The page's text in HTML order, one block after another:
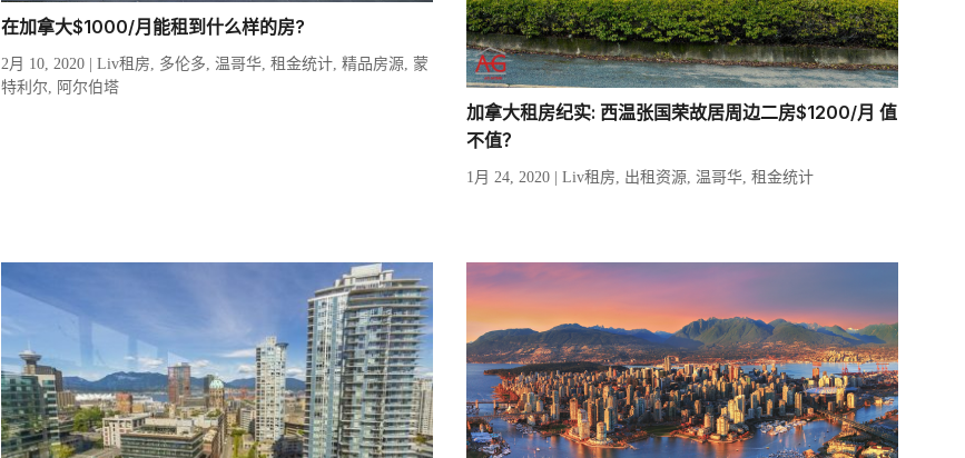
在加拿大$1000/月能租到什么样的房?
2月 10, 2020 | Liv租房 多伦多 温哥华 租金统计 精品房源 蒙
特利尔
阿尔伯塔
加拿大租房纪实: 西温张国荣故居周边二房$1200/月 值
不值？
1月 24, 2020 | Liv租房 出租资源 温哥华 租金统计